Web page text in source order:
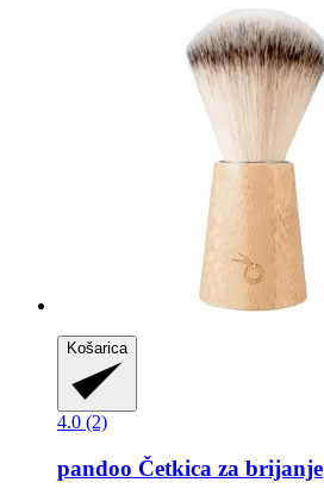
Košarica
4.0 (2)
pandoo Četkica za brijanje